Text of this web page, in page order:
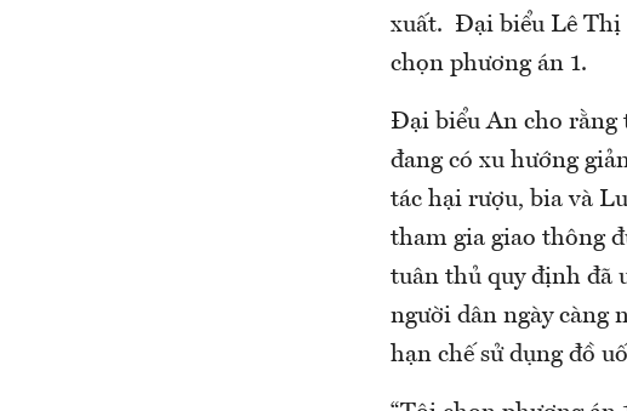
xuất. Đại biểu Lê Thị
chọn phương án 1.
Đại biểu An cho rằng
đang có xu hướng
tác hại rượu, bia và
tham gia giao thông
tuân thủ quy định đã
người dân ngày càng
hạn chế sử dụng đồ